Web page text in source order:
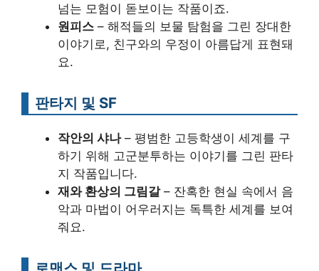
넘는 모험이 돋보이는 작품이죠.
원피스 – 해적들의 보물 탐험을 그린 장대한
이야기로, 친구와의 우정이 아름답게 표현돼
요.
판타지 및 SF
작안의 샤나– 평범한 고등학생이 세계를 구
하기 위해 고군분투하는 이야기를 그린 판타
지 작품입니다.
재와 환상의 그림갈– 잔혹한 현실 속에서 음
악과 마법이 어우러지는 독특한 세계를 보여
줘요.